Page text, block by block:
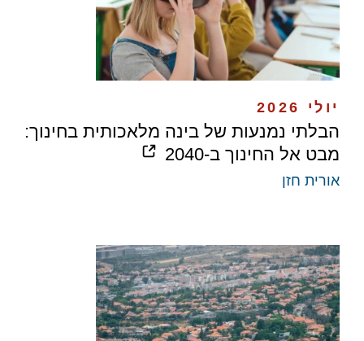
יולי 2026
הבלתי נמנעות של בינה מלאכותית בחינוך:
מבט אל החינוך ב-2040
אורית חזן